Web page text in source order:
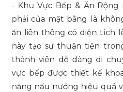
- Khu Vực Bếp & Ăn Rộng
phải của mặt bằng là
ăn liên thông có diện tích
này tạo sự thuận tiện
thành viên dễ dàng di
vực bếp được thiết kế
năng nấu nướng hiệu quả